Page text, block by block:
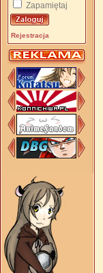
Zapamiętaj
Rejestracja